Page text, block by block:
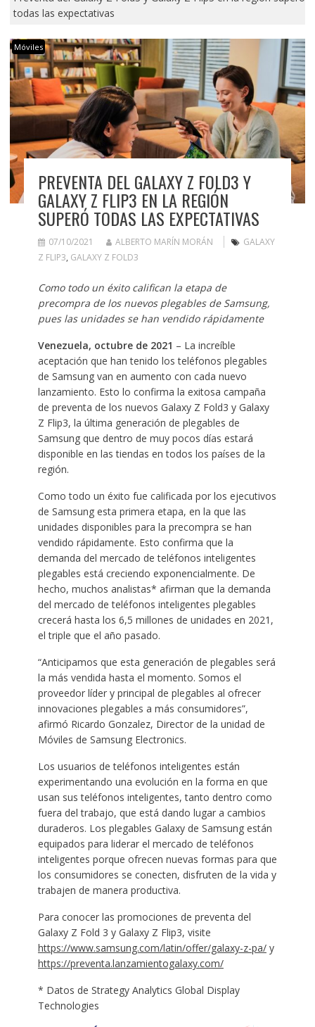
todas las expectativas
Móviles
PREVENTA DEL GALAXY Z FOLD3 Y
GALAXY Z FLIP3 EN LA REGIÓN
SUPERÓ TODAS LAS EXPECTATIVAS
07/10/2021 ALBERTO MARÍN MORÁN
GALAXY
Z FLIP3, GALAXY Z FOLD3
Como todo un éxito califican la etapa de
precompra de los nuevos plegables de Samsung,
pues las unidades se han vendido rápidamente
Venezuela, octubre de 2021 – La increíble
aceptación que han tenido los teléfonos plegables
de Samsung van en aumento con cada nuevo
lanzamiento. Esto lo confirma la exitosa campaña
de preventa de los nuevos Galaxy Z Fold3 y Galaxy
Z Flip3, la última generación de plegables de
Samsung que dentro de muy pocos días estará
disponible en las tiendas en todos los países de la
región.
Como todo un éxito fue calificada por los ejecutivos
de Samsung esta primera etapa, en la que las
unidades disponibles para la precompra se han
vendido rápidamente. Esto confirma que la
demanda del mercado de teléfonos inteligentes
plegables está creciendo exponencialmente. De
hecho, muchos analistas* afirman que la demanda
del mercado de teléfonos inteligentes plegables
crecerá hasta los 6,5 millones de unidades en 2021,
el triple que el año pasado.
“Anticipamos que esta generación de plegables será
la más vendida hasta el momento. Somos el
proveedor líder y principal de plegables al ofrecer
innovaciones plegables a más consumidores”,
afirmó Ricardo Gonzalez, Director de la unidad de
Móviles de Samsung Electronics.
Los usuarios de teléfonos inteligentes están
experimentando una evolución en la forma en que
usan sus teléfonos inteligentes, tanto dentro como
fuera del trabajo, que está dando lugar a cambios
duraderos. Los plegables Galaxy de Samsung están
equipados para liderar el mercado de teléfonos
inteligentes porque ofrecen nuevas formas para que
los consumidores se conecten, disfruten de la vida y
trabajen de manera productiva.
Para conocer las promociones de preventa del
Galaxy Z Fold 3 y Galaxy Z Flip3, visite
https://www.samsung.com/latin/offer/galaxy-z-pa/y
https://preventa.lanzamientogalaxy.com/
* Datos de Strategy Analytics Global Display
Technologies